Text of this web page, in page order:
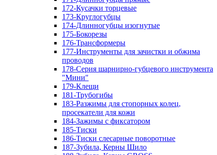
172-Кусачки торцевые
173-Круглогубцы
174-Длинногубцы изогнутые
175-Бокорезы
176-Трансформеры
177-Инструменты для зачистки и обжима
проводов
178-Серия шарнирно-губцевого инструмента
"Мини"
179-Клещи
181-Трубогибы
183-Разжимы для стопорных колец,
просекатели для кожи
184-Зажимы с фиксатором
185-Тиски
186-Тиски слесарные поворотные
187-Зубила, Керны Шило